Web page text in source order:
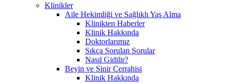
Klinikler
Aile Hekimliği ve Sağlıklı Yaş Alma
Klinikten Haberler
Klinik Hakkında
Doktorlarımız
Sıkça Sorulan Sorular
Nasıl Gidilir?
Beyin ve Sinir Cerrahisi
Klinik Hakkında